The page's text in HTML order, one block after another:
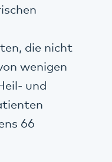
die nicht
wenigen
und
66